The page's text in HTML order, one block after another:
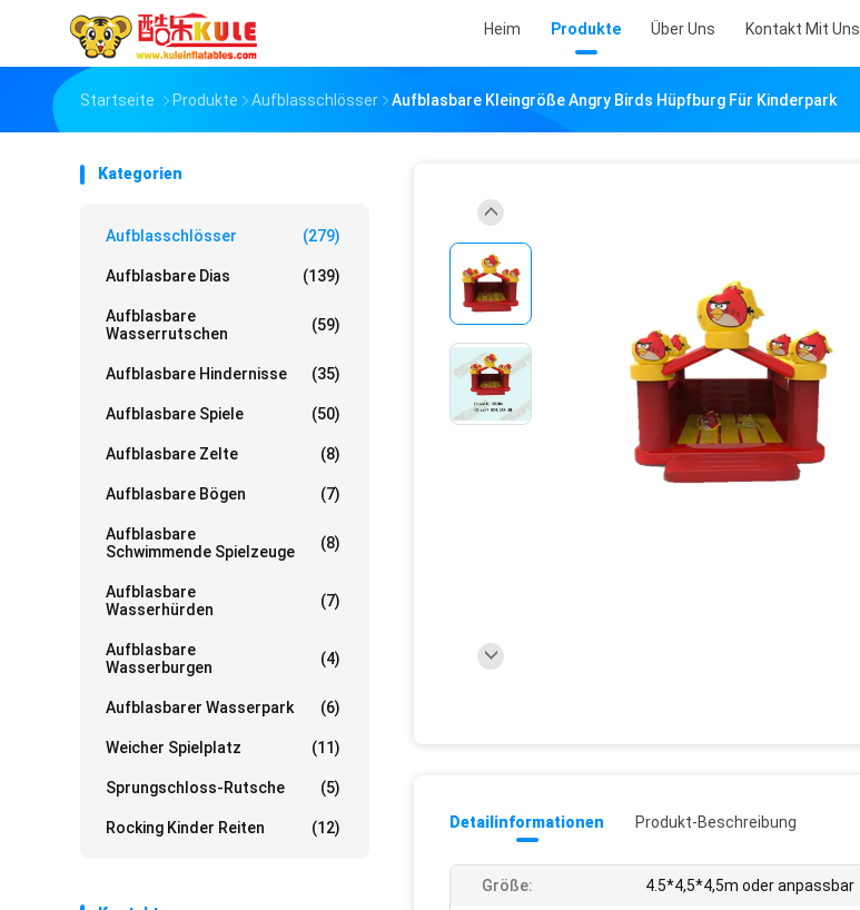
Heim Produkte Über Uns Kontakt Mit Uns
Startseite Produkte Aufblasschlösser Aufblasbare Kleingröße Angry Birds Hüpfburg Für Kinderpark
Kategorien
Aufblasschlösser (279)
Aufblasbare Dias (139)
Aufblasbare
Wasserrutschen
(59)
Aufblasbare Hindernisse (35)
Aufblasbare Spiele (50)
Aufblasbare Zelte (8)
Aufblasbare Bögen (7)
Aufblasbare
Schwimmende Spielzeuge
(8)
Aufblasbare
Wasserhürden
(7)
Aufblasbare
Wasserburgen
(4)
Aufblasbarer Wasserpark (6)
Weicher Spielplatz (11)
Sprungschloss-Rutsche (5)
Rocking Kinder Reiten (12) Detailinformationen Produkt-Beschreibung
Größe: 4.5*4,5*4,5m oder anpassbar